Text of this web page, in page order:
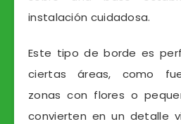
instalación cuidadosa.
Este tipo de borde es
ciertas áreas, como
zonas con flores o
convierten en un detalle